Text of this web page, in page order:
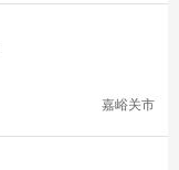
嘉峪关市